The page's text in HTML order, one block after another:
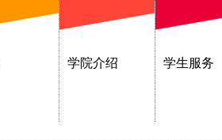
学院介绍 学生服务